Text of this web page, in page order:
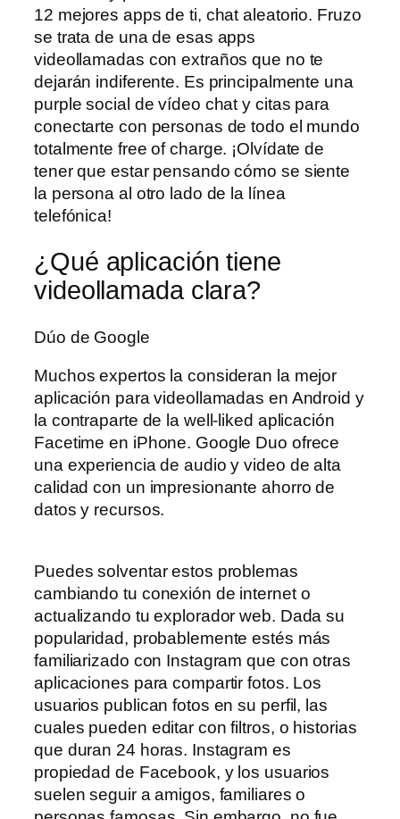
12 mejores apps de ti, chat aleatorio. Fruzo
se trata de una de esas apps
videollamadas con extraños que no te
dejarán indiferente. Es principalmente una
purple social de vídeo chat y citas para
conectarte con personas de todo el mundo
totalmente free of charge. ¡Olvídate de
tener que estar pensando cómo se siente
la persona al otro lado de la línea
telefónica!
¿Qué aplicación tiene
videollamada clara?
Dúo de Google
Muchos expertos la consideran la mejor
aplicación para videollamadas en Android y
la contraparte de la well-liked aplicación
Facetime en iPhone. Google Duo ofrece
una experiencia de audio y video de alta
calidad con un impresionante ahorro de
datos y recursos.
Puedes solventar estos problemas
cambiando tu conexión de internet o
actualizando tu explorador web. Dada su
popularidad, probablemente estés más
familiarizado con Instagram que con otras
aplicaciones para compartir fotos. Los
usuarios publican fotos en su perfil, las
cuales pueden editar con filtros, o historias
que duran 24 horas. Instagram es
propiedad de Facebook, y los usuarios
suelen seguir a amigos, familiares o